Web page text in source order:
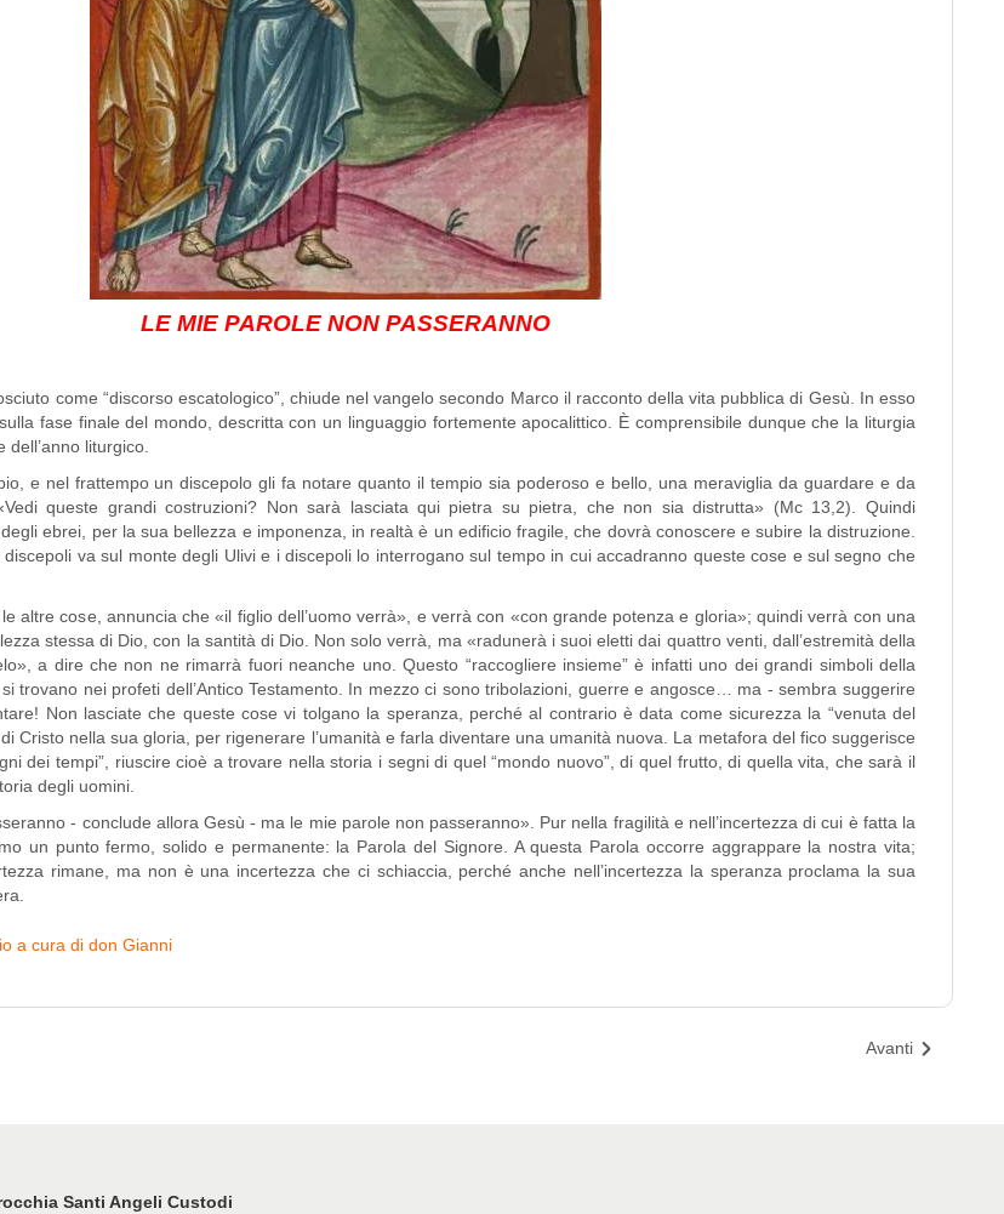
LE MIE PAROLE NON PASSERANNO
come “discorso escatologico”, chiude nel vangelo secondo Marco il racconto della vita pubblica di Gesù. In esso
fase finale del mondo, descritta con un linguaggio fortemente apocalittico. È comprensibile dunque che la liturgia
dell’anno liturgico.
frattempo un discepolo gli fa notare quanto il tempio sia poderoso e bello, una meraviglia da guardare e da
queste grandi costruzioni? Non sarà lasciata qui pietra su pietra, che non sia distrutta» (Mc 13,2). Quindi
degli ebrei, per la sua bellezza e imponenza, in realtà è un edificio fragile, che dovrà conoscere e subire la distruzione.
va sul monte degli Ulivi e i discepoli lo interrogano sul tempo in cui accadranno queste cose e sul segno che
cose, annuncia che «il figlio dell’uomo verrà», e verrà con «con grande potenza e gloria»; quindi verrà con una
stessa di Dio, con la santità di Dio. Non solo verrà, ma «radunerà i suoi eletti dai quattro venti, dall’estremità della
a dire che non ne rimarrà fuori neanche uno. Questo “raccogliere insieme” è infatti uno dei grandi simboli della
trovano nei profeti dell’Antico Testamento. In mezzo ci sono tribolazioni, guerre e angosce… ma - sembra suggerire
Non lasciate che queste cose vi tolgano la speranza, perché al contrario è data come sicurezza la “venuta del
Cristo nella sua gloria, per rigenerare l’umanità e farla diventare una umanità nuova. La metafora del fico suggerisce
dei tempi”, riuscire cioè a trovare nella storia i segni di quel “mondo nuovo”, di quel frutto, di quella vita, che sarà il
degli uomini.
- conclude allora Gesù - ma le mie parole non passeranno». Pur nella fragilità e nell’incertezza di cui è fatta la
un punto fermo, solido e permanente: la Parola del Signore. A questa Parola occorre aggrappare la nostra vita;
rimane, ma non è una incertezza che ci schiaccia, perché anche nell’incertezza la speranza proclama la sua
a cura di don Gianni
Avanti
Santi Angeli Custodi